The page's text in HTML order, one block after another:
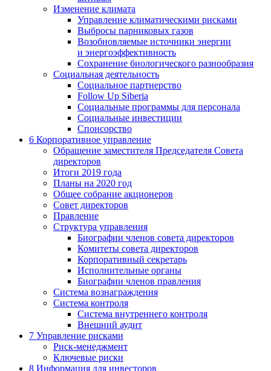
Изменение климата
Управление климатическими рисками
Выбросы парниковых газов
Возобновляемые источники энергии
и энергоэффективность
Сохранение биологического разнообразия
Социальная деятельность
Социальное партнерство
Follow Up Siberia
Социальные программы для персонала
Социальные инвестиции
Спонсорство
6 Корпоративное управление
Обращение заместителя Председателя Совета
директоров
Итоги 2019 года
Планы на 2020 год
Общее собрание акционеров
Совет директоров
Правление
Структура управления
Биографии членов совета директоров
Комитеты совета директоров
Корпоративный секретарь
Исполнительные органы
Биографии членов правления
Система вознаграждения
Система контроля
Система внутреннего контроля
Внешний аудит
7 Управление рисками
Риск-менеджмент
Ключевые риски
8 Информация для инвесторов